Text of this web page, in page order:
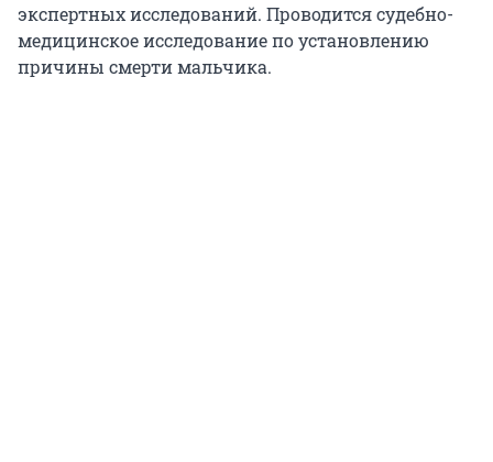
экспертных исследований. Проводится судебно-
медицинское исследование по установлению
причины смерти мальчика.